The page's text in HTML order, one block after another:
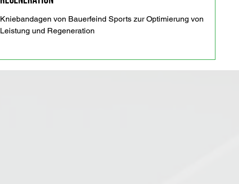
Kniebandagen von Bauerfeind Sports zur Optimierung von
Leistung und Regeneration